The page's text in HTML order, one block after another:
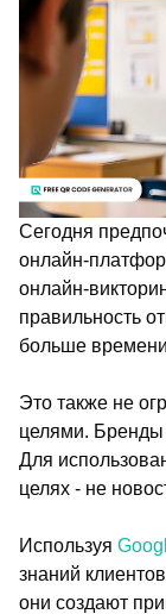
Сегодня
онлайн-
онлайн-
правильность
больше
Это также не
целями. Бренды
Для
целях - не
Используя
знаний
они создают